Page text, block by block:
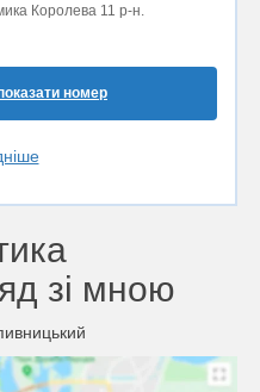
Королева 11 р-н.
номер
зі мною